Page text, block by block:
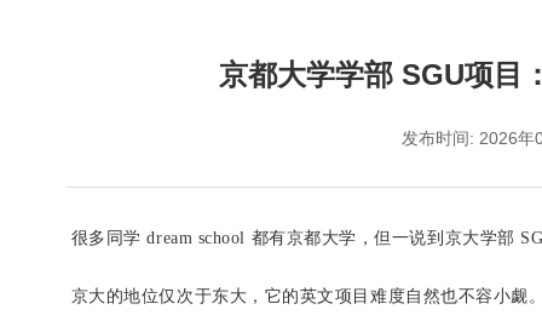
京都大学学部 SGU项目
发布时间: 2026
很多同学 dream school 都有京都大学，但一说到京大学部
京大的地位仅次于东大，它的英文项目难度自然也不容小觑